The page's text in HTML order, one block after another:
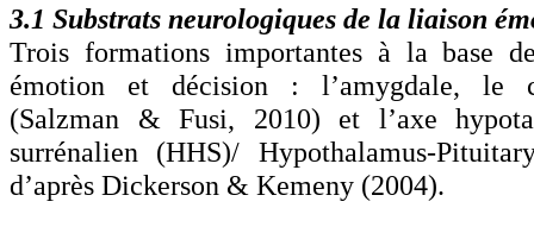
3.1 Substrats neurologiques de la liaison
Trois formations importantes à la base
émotion et décision : l’amygdale, le
(Salzman & Fusi, 2010) et l’axe
surrénalien (HHS)/ Hypothalamus-
d’après Dickerson & Kemeny (2004).